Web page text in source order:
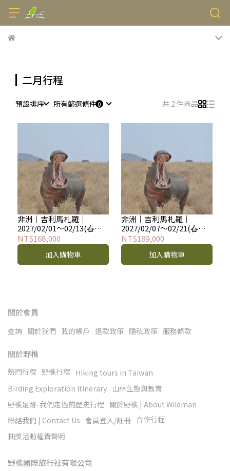
二月行程
預設排序 所有篩選條件 共 2 件商品
非洲｜吉利馬札羅｜
2027/02/01～02/13(春節
團)——（Marangu可口可
樂路線）獵遊13天
NT$168,000
加入購物車
非洲｜吉利馬札羅｜
2027/02/07～02/21(春節
團)——（Machame威士忌
路線)獵遊15天
NT$189,000
加入購物車
關於會員
查詢 關於我們 我的帳戶 退款政策 隱私政策 服務條款
關於野樵
熱門行程 野樵行程 Hiking tours in Taiwan
Birding Exploration Itinerary 山林生態與教育
野樵足跡-我們走過的歷史行程 關於野樵 | About Wildman
聯絡我們 | Contact Us 會員登入/註冊 合作行程
抽獎活動權責聲明
野樵國際旅行社有限公司